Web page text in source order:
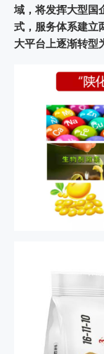
域，将发挥大型国
式，服务体系建立
大平台上逐渐转型